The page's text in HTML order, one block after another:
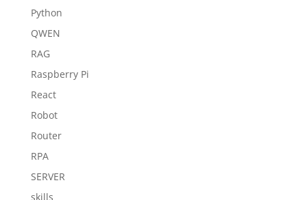
Python
QWEN
RAG
Raspberry Pi
React
Robot
Router
RPA
SERVER
skills